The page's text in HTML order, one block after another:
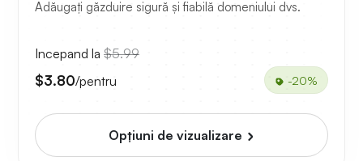
Adăugați găzduire sigură și fiabilă domeniului dvs.
Incepand la $5.99
$3.80/pentru -20%
Opțiuni de vizualizare